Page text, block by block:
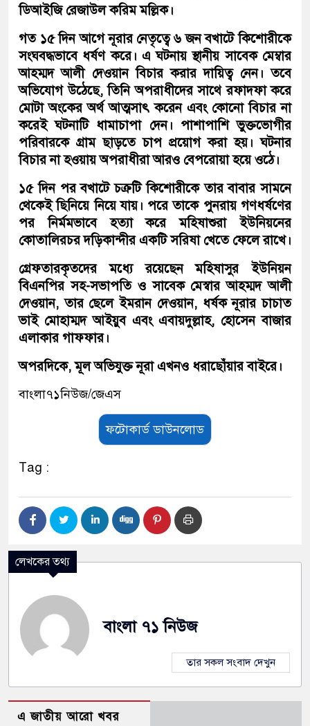
ডিআইজি রেজাউল করিম মল্লিক।
গত ১৫ দিন আগে নূরার নেতৃত্বে ৬ জন বখাটে কিশোরীকে
সংঘবদ্ধভাবে ধর্ষণ করে। এ ঘটনায় স্থানীয় সাবেক মেম্বার
আহম্মদ আলী দেওয়ান বিচার করার দায়িত্ব নেন। তবে
অভিযোগ উঠেছে, তিনি অপরাধীদের সাথে রফাদফা করে
মোটা অংকের অর্থ আত্মসাৎ করেন এবং কোনো বিচার না
করেই ঘটনাটি ধামাচাপা দেন। পাশাপাশি ভুক্তভোগীর
পরিবারকে গ্রাম ছাড়তে চাপ প্রয়োগ করা হয়। ঘটনার
বিচার না হওয়ায় অপরাধীরা আরও বেপরোয়া হয়ে ওঠে।
১৫ দিন পর বখাটে চক্রটি কিশোরীকে তার বাবার সামনে
থেকেই ছিনিয়ে নিয়ে যায়। পরে তাকে পুনরায় গণধর্ষণের
পর নির্মমভাবে হত্যা করে মহিষাশুরা ইউনিয়নের
কোতালিরচর দড়িকান্দীর একটি সরিষা খেতে ফেলে রাখে।
গ্রেফতারকৃতদের মধ্যে রয়েছেন মহিষাসুর ইউনিয়ন
বিএনপির সহ-সভাপতি ও সাবেক মেস্বার আহম্মদ আলী
দেওয়ান, তার ছেলে ইমরান দেওয়ান, ধর্ষক নূরার চাচাত
ভাই মোহাম্মদ আইয়ুব এবং এবায়দুল্লাহ, হোসেন বাজার
এলাকার গাফফার।
অপরদিকে, মূল অভিযুক্ত নূরা এখনও ধরাছোঁয়ার বাইরে।
বাংলা৭১নিউজ/জেএস
ফটোকার্ড ডাউনলোড
Tag :
লেখকের তথ্য
বাংলা ৭১ নিউজ
তার সকল সংবাদ দেখুন
এ জাতীয় আরো খবর